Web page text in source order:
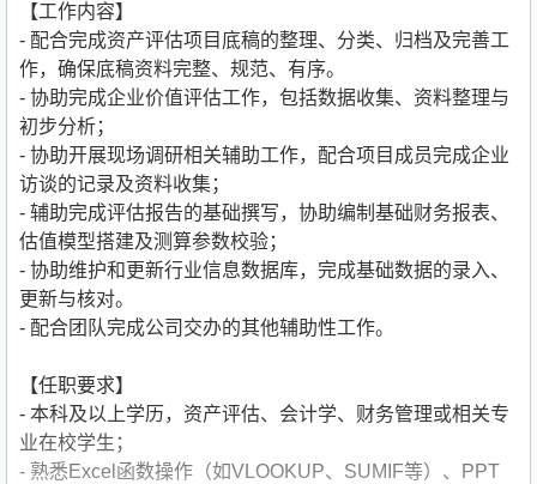
【工作内容】
- 配合完成资产评估项目底稿的整理、分类、归档及完善工
作，确保底稿资料完整、规范、有序。
- 协助完成企业价值评估工作，包括数据收集、资料整理与
初步分析；
- 协助开展现场调研相关辅助工作，配合项目成员完成企业
访谈的记录及资料收集；
- 辅助完成评估报告的基础撰写，协助编制基础财务报表、
估值模型搭建及测算参数校验；
- 协助维护和更新行业信息数据库，完成基础数据的录入、
更新与核对。
- 配合团队完成公司交办的其他辅助性工作。
【任职要求】
- 本科及以上学历，资产评估、会计学、财务管理或相关专
业在校学生；
- 熟悉Excel函数操作（如VLOOKUP、SUMIF等）、PPT